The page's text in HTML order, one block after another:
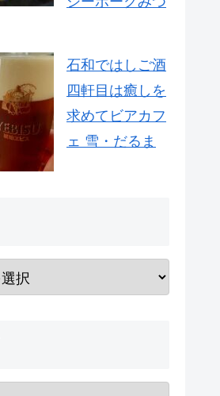
石和ではしご酒
四軒目は癒しを
求めてビアカフ
ェ 雪・だるま